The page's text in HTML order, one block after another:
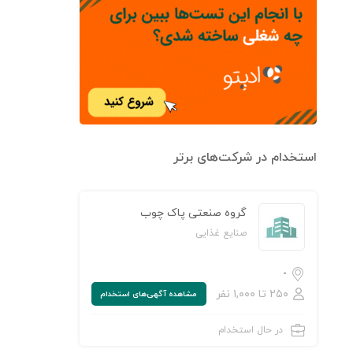
استخدام در شرکت‌های برتر
گروه صنعتی پاک چوب
صنایع غذایی
-
۲۵۰ تا ۱,۰۰۰ نفر
مشاهده‌ آگهی‌های استخدام
در حال استخدام